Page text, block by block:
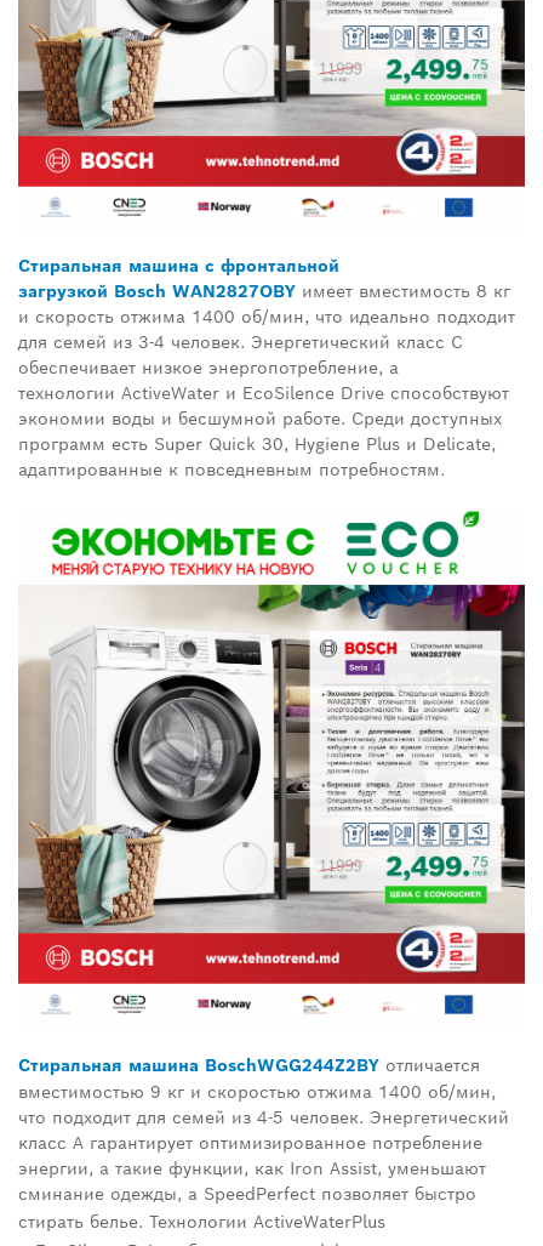
Стиральная машина с фронтальной
загрузкой Bosch WAN2827OBY имеет вместимость 8 кг
и скорость отжима 1400 об/мин, что идеально подходит
для семей из 3-4 человек. Энергетический класс C
обеспечивает низкое энергопотребление, а
технологии ActiveWater и EcoSilence Drive способствуют
экономии воды и бесшумной работе. Среди доступных
программ есть Super Quick 30, Hygiene Plus и Delicate,
адаптированные к повседневным потребностям.
Стиральная машина BoschWGG244Z2BY отличается
вместимостью 9 кг и скоростью отжима 1400 об/мин,
что подходит для семей из 4-5 человек. Энергетический
класс A гарантирует оптимизированное потребление
энергии, а такие функции, как Iron Assist, уменьшают
сминание одежды, а SpeedPerfect позволяет быстро
стирать белье. Технологии ActiveWaterPlus